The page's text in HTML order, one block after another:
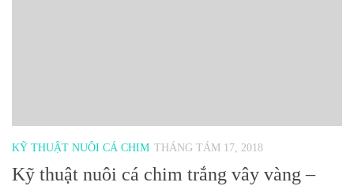
KỸ THUẬT NUÔI CÁ CHIM THÁNG TÁM 17, 2018
Kỹ thuật nuôi cá chim trắng vây vàng –